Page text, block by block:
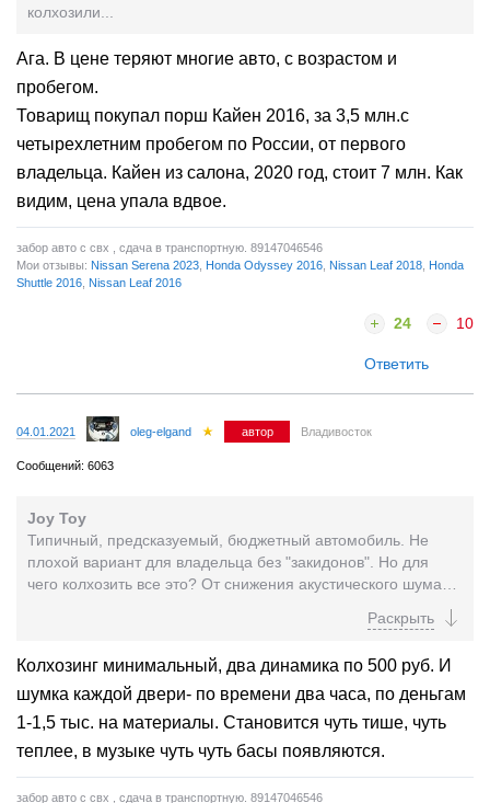
колхозили...
Ага. В цене теряют многие авто, с возрастом и
пробегом.
Товарищ покупал порш Кайен 2016, за 3,5 млн.с
четырехлетним пробегом по России, от первого
владельца. Кайен из салона, 2020 год, стоит 7 млн. Как
видим, цена упала вдвое.
забор авто с свх , сдача в транспортную. 89147046546
Мои отзывы: Nissan Serena 2023 Honda Odyssey 2016 Nissan Leaf 2018 Honda
Shuttle 2016 Nissan Leaf 2016
24 10
Ответить
04.01.2021 oleg-elgand автор Владивосток
Сообщений: 6063
Joy Toy
Типичный, предсказуемый, бюджетный автомобиль. Не
плохой вариант для владельца без "закидонов". Но для
чего колхозить все это? От снижения акустического шума
Колхозинг минимальный, два динамика по 500 руб. И
шумка каждой двери- по времени два часа, по деньгам
1-1,5 тыс. на материалы. Становится чуть тише, чуть
теплее, в музыке чуть чуть басы появляются.
забор авто с свх , сдача в транспортную. 89147046546